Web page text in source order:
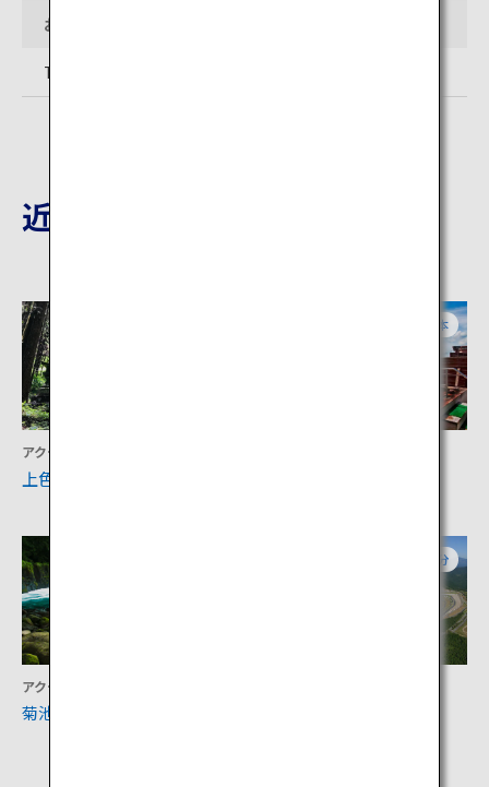
お問い合わせ先
TEL: 0967-34-1600（阿蘇観光協会）
近隣の観光地
アクティビティ
上色見熊野座神社
熊本
アクティビティ
菊池渓谷
大分